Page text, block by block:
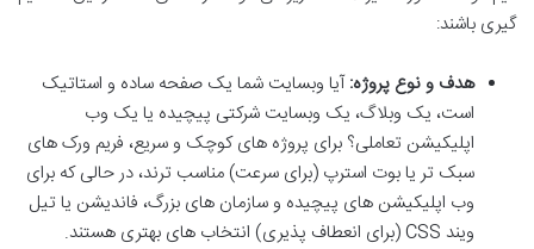
گیری باشند:
هدف و نوع پروژه:آیا وبسایت شما یک صفحه ساده و استاتیک
است، یک وبلاگ، یک وبسایت شرکتی پیچیده یا یک وب
اپلیکیشن تعاملی؟ برای پروژه های کوچک و سریع، فریم ورک های
سبک تر یا بوت استرپ (برای سرعت) مناسب ترند، در حالی که برای
وب اپلیکیشن های پیچیده و سازمان های بزرگ، فاندیشن یا تیل
ویند CSS (برای انعطاف پذیری) انتخاب های بهتری هستند.